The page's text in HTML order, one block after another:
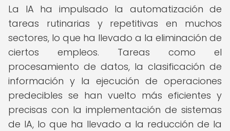
La IA ha impulsado la automatización de
tareas rutinarias y repetitivas en muchos
sectores, lo que ha llevado a la eliminación de
ciertos empleos. Tareas como el
procesamiento de datos, la clasificación de
información y la ejecución de operaciones
predecibles se han vuelto más eficientes y
precisas con la implementación de sistemas
de IA, lo que ha llevado a la reducción de la